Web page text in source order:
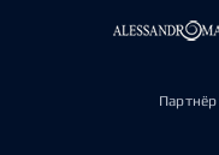
Партнёр